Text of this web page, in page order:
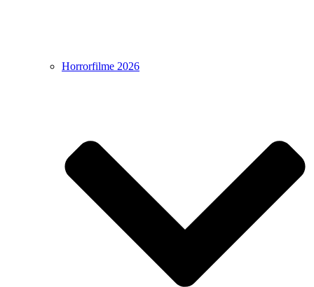
Horrorfilme 2026